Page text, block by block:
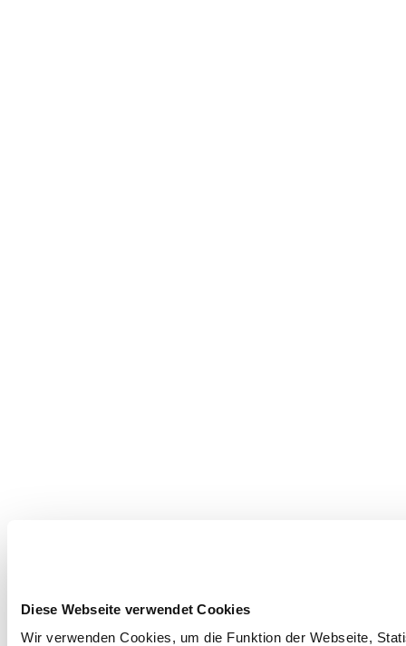
Diese Webseite verwendet Cookies
Wir verwenden Cookies, um die Funktion der Webseite,